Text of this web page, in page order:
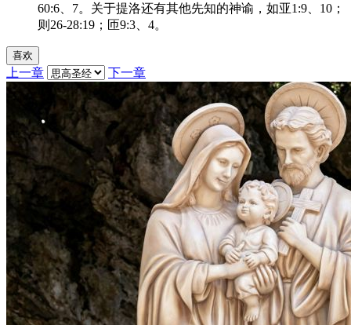
60:6、7。关于提洛还有其他先知的神谕，如亚1:9、10；
则26-28:19；匝9:3、4。
喜欢
上一章 下一章